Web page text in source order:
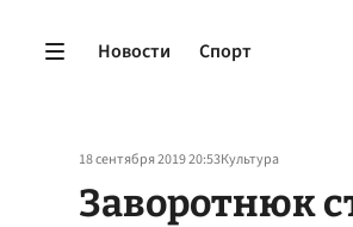
Новости Спорт
18 сентября 2019 20:53Культура
Заворотнюк